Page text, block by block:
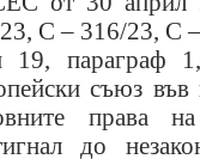
С – 316/23, С
19, параграф
съюз във
права
до